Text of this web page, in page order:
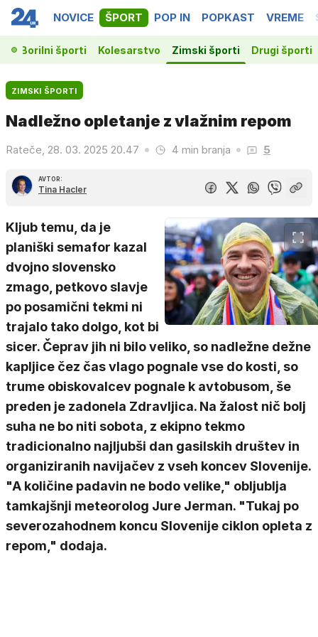
NOVICE ŠPORT POP IN POPKAST VREME
Borilni športi Kolesarstvo Zimski športi Drugi športi
ZIMSKI ŠPORTI
Nadležno opletanje z vlažnim repom
Rateče, 28. 03. 2025 20.47 4 min branja 5
AVTOR:
Tina Hacler
Kljub temu, da je
planiški semafor kazal
dvojno slovensko
zmago, petkovo slavje
po posamični tekmi ni
trajalo tako dolgo, kot bi
sicer. Čeprav jih ni bilo veliko, so nadležne dežne
kapljice čez čas vlago pognale vse do kosti, so
trume obiskovalcev pognale k avtobusom, še
preden je zadonela Zdravljica. Na žalost nič bolj
suha ne bo niti sobota, z ekipno tekmo
tradicionalno najljubši dan gasilskih društev in
organiziranih navijačev z vseh koncev Slovenije.
"A količine padavin ne bodo velike," obljublja
tamkajšnji meteorolog Jure Jerman. "Tukaj po
severozahodnem koncu Slovenije ciklon opleta z
repom," dodaja.